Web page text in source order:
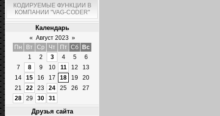
КОДИРУЕМЫЕ ФУНКЦИИ В
КОМПАНИИ "VAG-CODER"
Календарь
« Август 2023 »
Пн
Вт Ср Чт Пт Сб
Вс
1
2 3 4 5
6
7
8 9 10 11 12
13
14
15 16 17 18 19
20
21
22 23 24 25 26
27
28
29 30 31
Друзья сайта